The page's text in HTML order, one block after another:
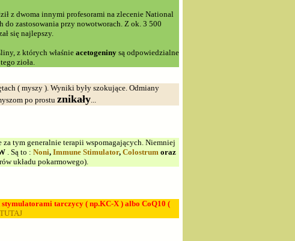
z dwoma innymi profesorami na zlecenie National
zastosowania przy nowotworach. Z ok. 3 500
się najlepszy.
z których właśnieacetogeninysą odpowiedzialne
zioła.
( myszy ). Wyniki były szokujące. Odmiany
po prostu znikały...
tym generalnie terapii wspomagających. Niemniej
. Są to : Noni, Immune Stimulator, Colostrum oraz
układu pokarmowego).
tarczycy ( np.KC-X ) albo CoQ10 (
TUTAJ